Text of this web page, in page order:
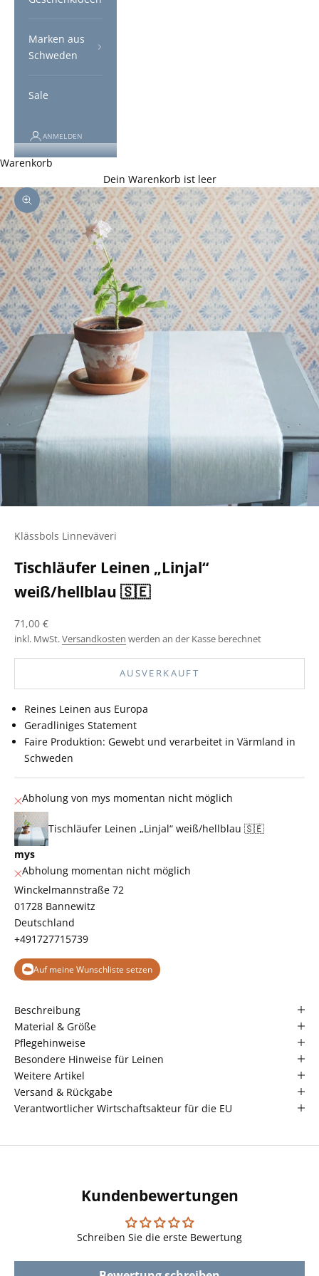
Marken aus
Schweden
Sale
ANMELDEN
Warenkorb
Dein Warenkorb ist leer
Bild vergrößern
Klässbols Linneväveri
Tischläufer Leinen „Linjal“
weiß/hellblau 🇸🇪
Angebot
71,00 €
inkl. MwSt.Versandkosten werden an der Kasse berechnet
AUSVERKAUFT
Reines Leinen aus Europa
Geradliniges Statement
Faire Produktion: Gewebt und verarbeitet in Värmland in
Schweden
Abholung von mys momentan nicht möglich
Tischläufer Leinen „Linjal“ weiß/hellblau 🇸🇪
mys
Abholung momentan nicht möglich
Winckelmannstraße 72
01728 Bannewitz
Deutschland
+491727715739
Auf meine Wunschliste setzen
Beschreibung
Material & Größe
Pflegehinweise
Besondere Hinweise für Leinen
Weitere Artikel
Versand & Rückgabe
Verantwortlicher Wirtschaftsakteur für die EU
Kundenbewertungen
Schreiben Sie die erste Bewertung